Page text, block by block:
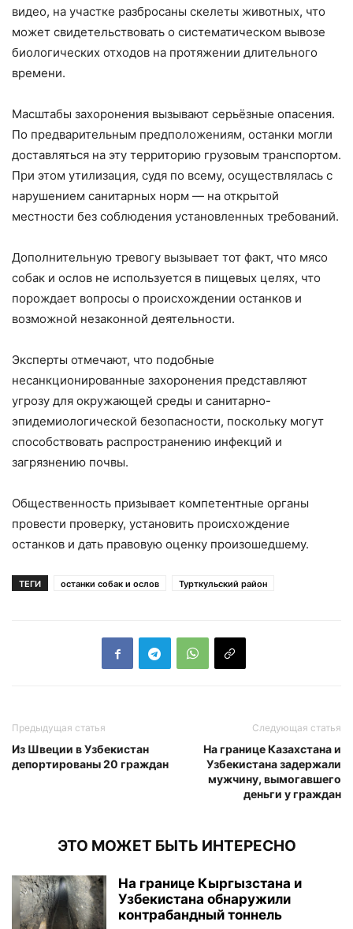
видео, на участке разбросаны скелеты животных, что
может свидетельствовать о систематическом вывозе
биологических отходов на протяжении длительного
времени.
Масштабы захоронения вызывают серьёзные опасения.
По предварительным предположениям, останки могли
доставляться на эту территорию грузовым транспортом.
При этом утилизация, судя по всему, осуществлялась с
нарушением санитарных норм — на открытой
местности без соблюдения установленных требований.
Дополнительную тревогу вызывает тот факт, что мясо
собак и ослов не используется в пищевых целях, что
порождает вопросы о происхождении останков и
возможной незаконной деятельности.
Эксперты отмечают, что подобные
несанкционированные захоронения представляют
угрозу для окружающей среды и санитарно-
эпидемиологической безопасности, поскольку могут
способствовать распространению инфекций и
загрязнению почвы.
Общественность призывает компетентные органы
провести проверку, установить происхождение
останков и дать правовую оценку произошедшему.
ТЕГИ останки собак и ослов Турткульский район
Предыдущая статья
Из Швеции в Узбекистан
депортированы 20 граждан
Следующая статья
На границе Казахстана и
Узбекистана задержали
мужчину, вымогавшего
деньги у граждан
ЭТО МОЖЕТ БЫТЬ ИНТЕРЕСНО
На границе Кыргызстана и
Узбекистана обнаружили
контрабандный тоннель